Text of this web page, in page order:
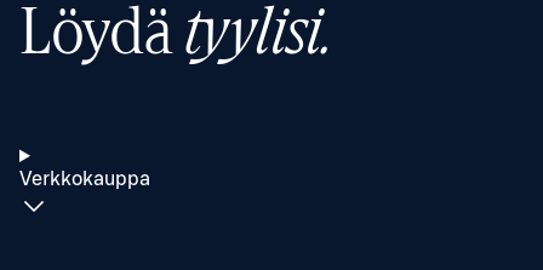
Löydätyylisi.
Verkkokauppa